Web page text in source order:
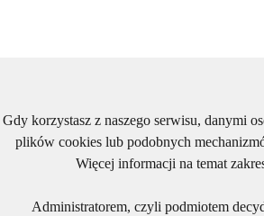
Gdy korzystasz z naszego serwisu, danymi
plików cookies lub podobnych
Więcej informacji na temat
Administratorem, czyli podmiotem